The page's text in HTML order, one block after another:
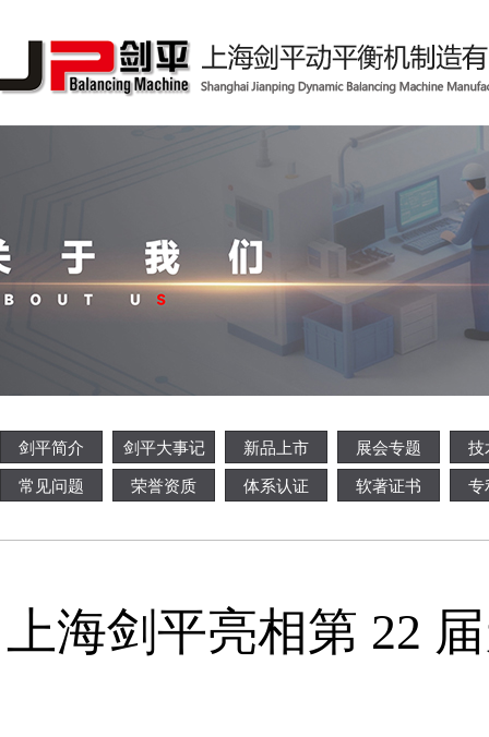
剑平简介 剑平大事记 新品上市 展会专题 技
常见问题 荣誉资质 体系认证 软著证书 专
上海剑平亮相第 22